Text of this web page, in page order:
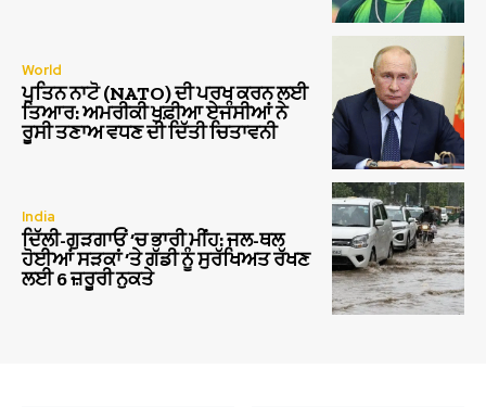
World
ਪੁਤਿਨ ਨਾਟੋ (NATO) ਦੀ ਪਰਖ ਕਰਨ ਲਈ
ਤਿਆਰ: ਅਮਰੀਕੀ ਖੁਫ਼ੀਆ ਏਜੰਸੀਆਂ ਨੇ
ਰੂਸੀ ਤਣਾਅ ਵਧਣ ਦੀ ਦਿੱਤੀ ਚਿਤਾਵਨੀ
India
ਦਿੱਲੀ-ਗੁੜਗਾਓਂ ‘ਚ ਭਾਰੀ ਮੀਂਹ: ਜਲ-ਥਲ
ਹੋਈਆਂ ਸੜਕਾਂ ‘ਤੇ ਗੱਡੀ ਨੂੰ ਸੁਰੱਖਿਅਤ ਰੱਖਣ
ਲਈ 6 ਜ਼ਰੂਰੀ ਨੁਕਤੇ